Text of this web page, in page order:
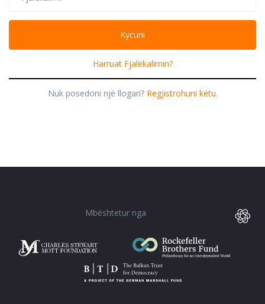
Harruat Fjalëkalimin?
Nuk posedoni një llogari? Regjistrohuni këtu.
Mbështetur nga